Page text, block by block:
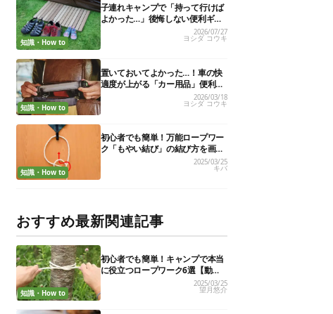
知識・How to
子連れキャンプで「持って行けば
よかった…」後悔しない便利ギア
13選
2026/07/27
ヨシダ コウキ
知識・How to
置いておいてよかった…！車の快
適度が上がる「カー用品」便利グ
ッズ27選
2026/03/18
ヨシダ コウキ
知識・How to
初心者でも簡単！万能ロープワー
ク「もやい結び」の結び方を画像
2025/03/25
キバ
おすすめ最新関連記事
知識・How to
初心者でも簡単！キャンプで本当
に役立つロープワーク6選【動画
2025/03/25
望月悠介